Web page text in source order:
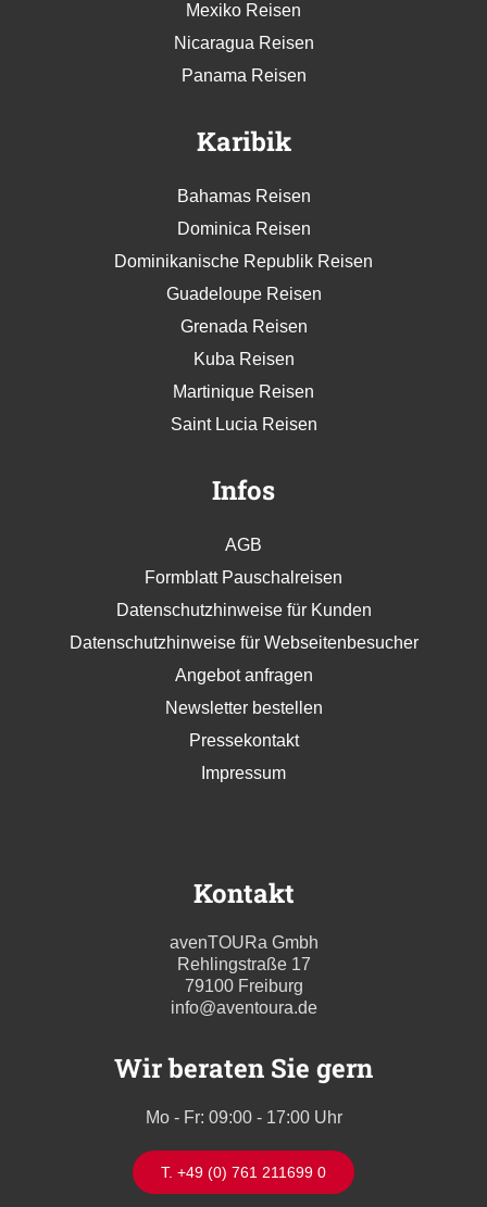
Mexiko Reisen
Nicaragua Reisen
Panama Reisen
Karibik
Bahamas Reisen
Dominica Reisen
Dominikanische Republik Reisen
Guadeloupe Reisen
Grenada Reisen
Kuba Reisen
Martinique Reisen
Saint Lucia Reisen
Infos
AGB
Formblatt Pauschalreisen
Datenschutzhinweise für Kunden
Datenschutzhinweise für Webseitenbesucher
Angebot anfragen
Newsletter bestellen
Pressekontakt
Impressum
Kontakt
avenTOURa Gmbh
Rehlingstraße 17
79100 Freiburg
info@aventoura.de
Wir beraten Sie gern
Mo - Fr: 09:00 - 17:00 Uhr
T. +49 (0) 761 211699 0